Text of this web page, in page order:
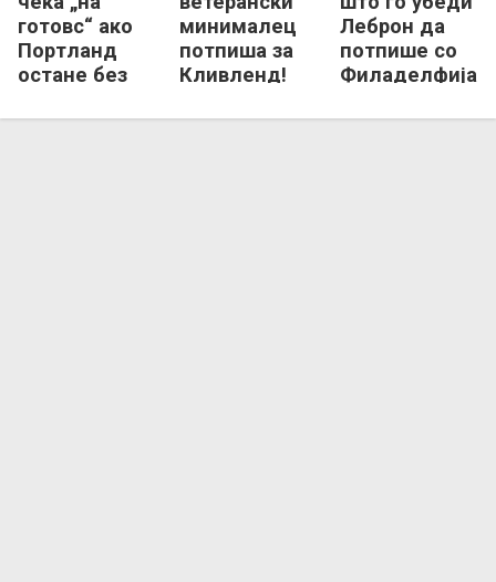
готовс“ ако
Портланд
остане без
франшиза
минималец
потпиша за
Кливленд!
Леброн да
потпише со
Филаделфија